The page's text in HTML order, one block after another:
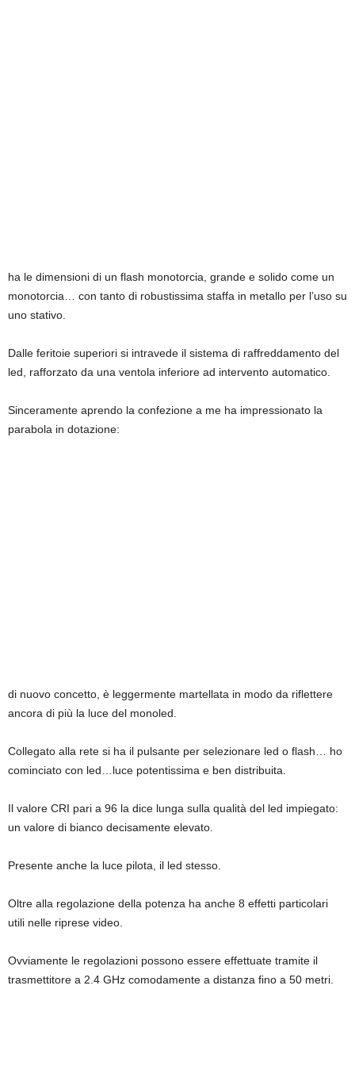
ha le dimensioni di un flash monotorcia, grande e solido come un
monotorcia… con tanto di robustissima staffa in metallo per l’uso su
uno stativo.
Dalle feritoie superiori si intravede il sistema di raffreddamento del
led, rafforzato da una ventola inferiore ad intervento automatico.
Sinceramente aprendo la confezione a me ha impressionato la
parabola in dotazione:
di nuovo concetto, è leggermente martellata in modo da riflettere
ancora di più la luce del monoled.
Collegato alla rete si ha il pulsante per selezionare led o flash… ho
cominciato con led…luce potentissima e ben distribuita.
Il valore CRI pari a 96 la dice lunga sulla qualità del led impiegato:
un valore di bianco decisamente elevato.
Presente anche la luce pilota, il led stesso.
Oltre alla regolazione della potenza ha anche 8 effetti particolari
utili nelle riprese video.
Ovviamente le regolazioni possono essere effettuate tramite il
trasmettitore a 2.4 GHz comodamente a distanza fino a 50 metri.